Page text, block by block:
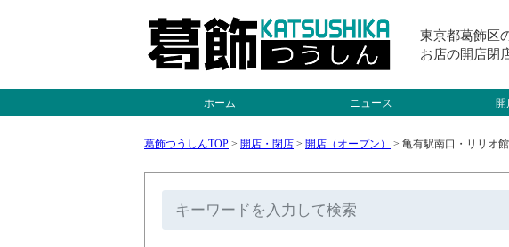
東京都葛飾区
お店の開店閉
ホーム ニュース 開
葛飾つうしんTOP > 開店・閉店 > 開店（オープン） > 亀有駅南口・リリオ